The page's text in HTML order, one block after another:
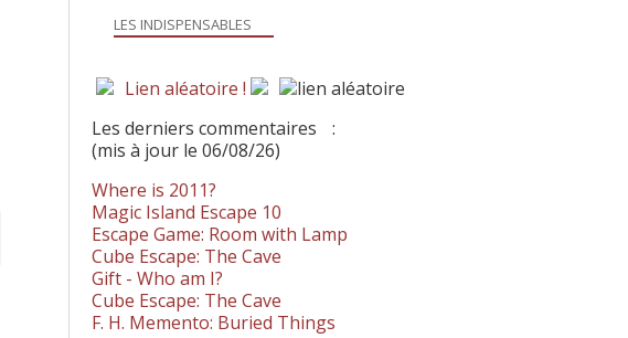
LES INDISPENSABLES
Lien aléatoire !
Les derniers commentaires
:
(mis à jour le 06/08/26)
Where is 2011?
Magic Island Escape 10
Escape Game: Room with Lamp
Cube Escape: The Cave
Gift - Who am I?
Cube Escape: The Cave
F. H. Memento: Buried Things